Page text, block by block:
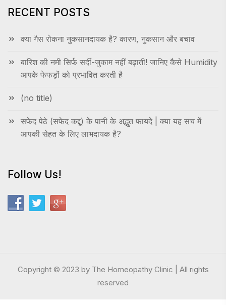
RECENT POSTS
क्या गैस रोकना नुकसानदायक है? कारण, नुकसान और बचाव
बारिश की नमी सिर्फ सर्दी-जुकाम नहीं बढ़ाती! जानिए कैसे Humidity
आपके फेफड़ों को प्रभावित करती है
(no title)
सफेद पेठे (सफेद कद्दू) के पानी के अद्भुत फायदे | क्या यह सच में
आपकी सेहत के लिए लाभदायक है?
Follow Us!
Copyright © 2023 by The Homeopathy Clinic | All rights
reserved